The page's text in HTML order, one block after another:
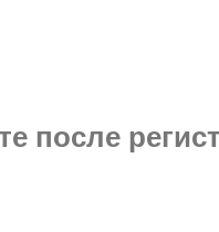
после